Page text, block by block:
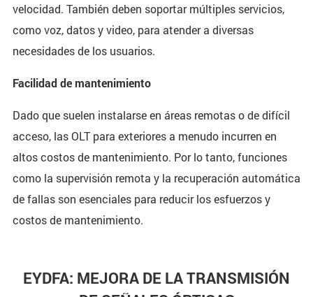
velocidad. También deben soportar múltiples servicios,
como voz, datos y video, para atender a diversas
necesidades de los usuarios.
Facilidad de mantenimiento
Dado que suelen instalarse en áreas remotas o de difícil
acceso, las OLT para exteriores a menudo incurren en
altos costos de mantenimiento. Por lo tanto, funciones
como la supervisión remota y la recuperación automática
de fallas son esenciales para reducir los esfuerzos y
costos de mantenimiento.
EYDFA: MEJORA DE LA TRANSMISIÓN